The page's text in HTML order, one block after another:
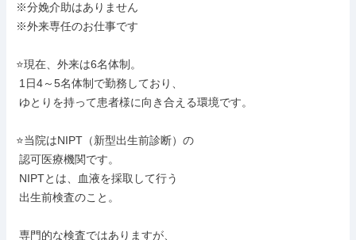
※分娩介助はありません
※外来専任のお仕事です
⭐現在、外来は6名体制。
⭐当院はNIPT（新型出生前診断）の